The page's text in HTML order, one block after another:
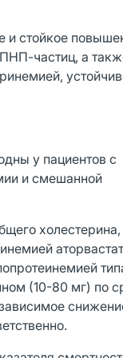
и стойкое
частиц, а
у пациентов с
и смешанной
типа
(10-80 мг) по